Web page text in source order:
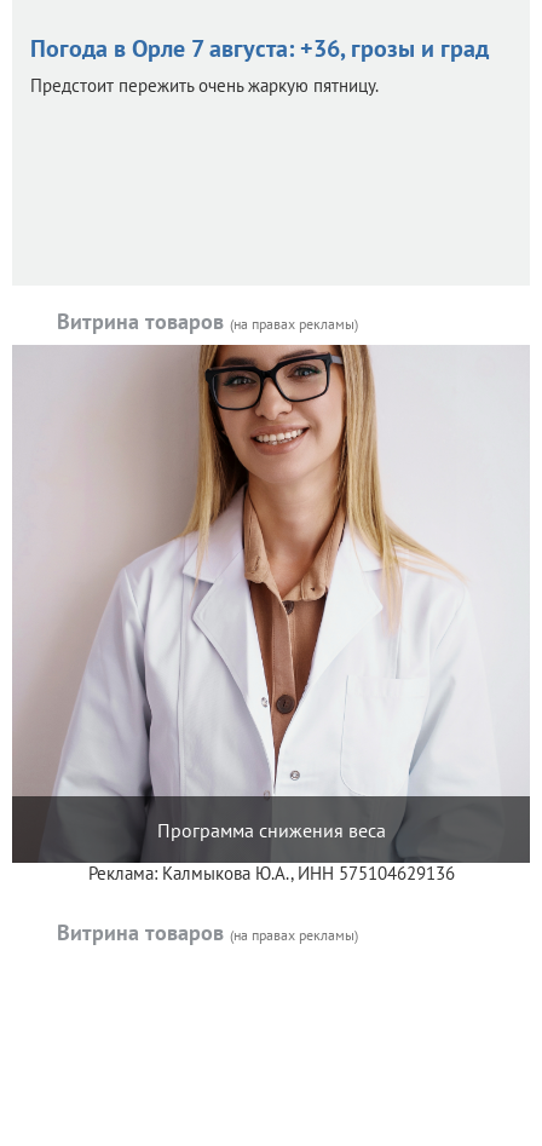
Погода в Орле 7 августа: +36, грозы и град
Предстоит пережить очень жаркую пятницу.
Витрина товаров (на правах рекламы)
Программа снижения веса
Реклама: Калмыкова Ю.А., ИНН 575104629136
Витрина товаров (на правах рекламы)